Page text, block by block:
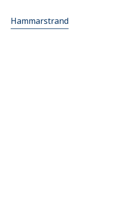
Hammarstrand